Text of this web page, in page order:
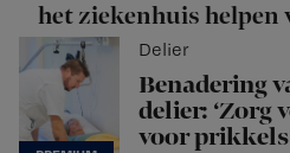
het ziekenhuis helpen
Delier
Benadering
delier: ‘Zorg
voor